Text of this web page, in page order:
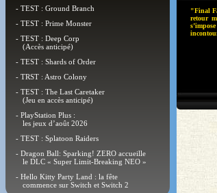
- TEST : Ground Branch
- TEST : Prime Monster
- TEST : Deep Corp
(Accès anticipé)
- TEST : Shards of Order
- TRST : Astro Colony
- TEST : The Last Caretaker
(Jeu en accès anticipé)
- PlayStation Plus :
les jeux d’août 2026
- TEST : Splatoon Raiders
- Dragon Ball: Sparking! ZERO accueille
le DLC « Super Limit-Breaking NEO »
- Hello Kitty Party Land : la fête
commence sur Switch et Switch 2
"Final
retour